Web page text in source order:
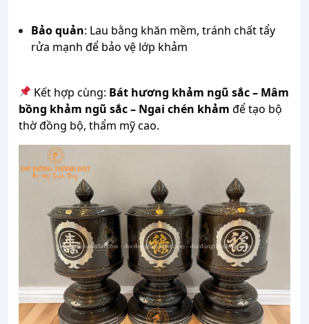
Bảo quản: Lau bằng khăn mềm, tránh chất tẩy
rửa mạnh để bảo vệ lớp khảm
Kết hợp cùng: Bát hương khảm ngũ sắc – Mâm
bồng khảm ngũ sắc – Ngai chén khảm để tạo bộ
thờ đồng bộ, thẩm mỹ cao.